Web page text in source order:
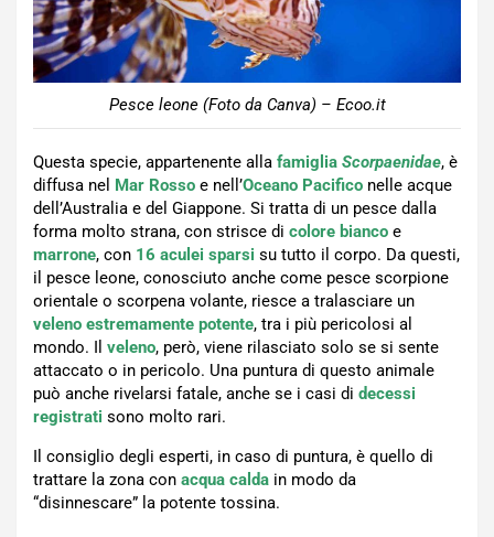
Pesce leone (Foto da Canva) – Ecoo.it
Questa specie, appartenente alla famiglia Scorpaenidae, è
diffusa nel Mar Rosso e nell’Oceano Pacifico nelle acque
dell’Australia e del Giappone. Si tratta di un pesce dalla
forma molto strana, con strisce di colore bianco e
marrone, con 16 aculei sparsi su tutto il corpo. Da questi,
il pesce leone, conosciuto anche come pesce scorpione
orientale o scorpena volante, riesce a tralasciare un
veleno estremamente potente, tra i più pericolosi al
mondo. Il veleno, però, viene rilasciato solo se si sente
attaccato o in pericolo. Una puntura di questo animale
può anche rivelarsi fatale, anche se i casi di decessi
registrati sono molto rari.
Il consiglio degli esperti, in caso di puntura, è quello di
trattare la zona con acqua calda in modo da
“disinnescare” la potente tossina.